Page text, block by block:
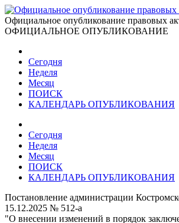
Официальное опубликование правовых
ОФИЦИАЛЬНОЕ ОПУБЛИКОВАНИЕ
Сегодня
Неделя
Месяц
ПОИСК
КАЛЕНДАРЬ ОПУБЛИКОВАНИЯ
Сегодня
Неделя
Месяц
ПОИСК
КАЛЕНДАРЬ ОПУБЛИКОВАНИЯ
Постановление администрации
15.12.2025 № 512-а
"О внесении изменений в порядок